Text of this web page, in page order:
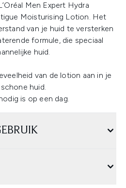
Men Expert Hydra
Moisturising Lotion. Het
van je huid te versterken
formule, die speciaal
huid.
van de lotion aan in je
huid.
is op een dag.